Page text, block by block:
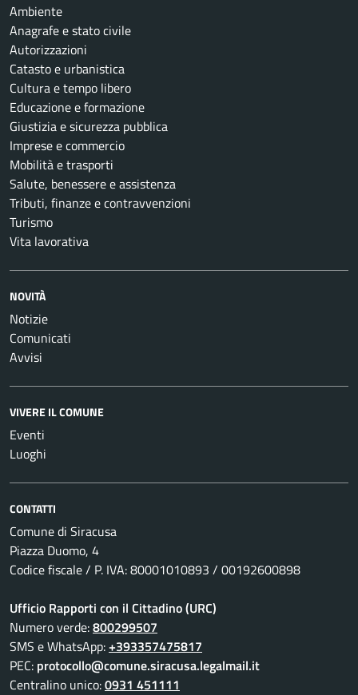
Ambiente
Anagrafe e stato civile
Autorizzazioni
Catasto e urbanistica
Cultura e tempo libero
Educazione e formazione
Giustizia e sicurezza pubblica
Imprese e commercio
Mobilità e trasporti
Salute, benessere e assistenza
Tributi, finanze e contravvenzioni
Turismo
Vita lavorativa
NOVITÀ
Notizie
Comunicati
Avvisi
VIVERE IL COMUNE
Eventi
Luoghi
CONTATTI
Comune di Siracusa
Piazza Duomo, 4
Codice fiscale / P. IVA: 80001010893 / 00192600898
Ufficio Rapporti con il Cittadino (URC)
Numero verde:800299507
SMS e WhatsApp:+393357475817
PEC: protocollo@comune.siracusa.legalmail.it
Centralino unico:0931 451111